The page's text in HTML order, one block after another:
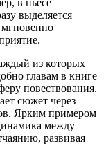
выделяется
мгновенно
из которых
главам в книге
повествования.
сюжет через
Ярким примером
между
развивая